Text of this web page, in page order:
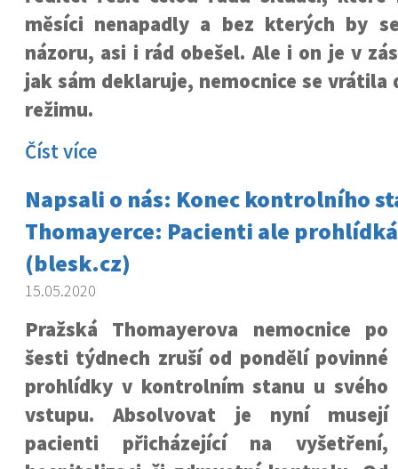
měsíci nenapadly a bez kterých by
názoru, asi i rád obešel. Ale i on je v
jak sám deklaruje, nemocnice se vrátila
režimu.
Číst více
Napsali o nás: Konec kontrolního
Thomayerce: Pacienti ale
(blesk.cz)
15.05.2020
Pražská Thomayerova nemocnice po
šesti týdnech zruší od pondělí povinné
prohlídky v kontrolním stanu u svého
vstupu. Absolvovat je nyní musejí
pacienti přicházející na vyšetření,